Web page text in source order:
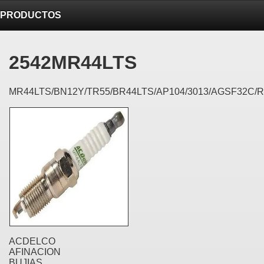
PRODUCTOS
2542MR44LTS
MR44LTS/BN12Y/TR55/BR44LTS/AP104/3013/AGSF32C/
ACDELCO
AFINACION